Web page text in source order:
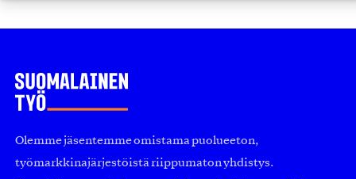
Olemme jäsentemme omistama puolueeton,
työmarkkinajärjestöistä riippumaton yhdistys.